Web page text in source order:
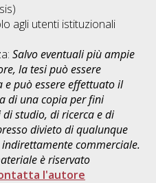
agli utenti istituzionali
Salvo eventuali più ampie
la tesi può essere
può essere effettuato il
di una copia per fini
studio, di ricerca e di
divieto di qualunque
commerciale.
è riservato
l'autore